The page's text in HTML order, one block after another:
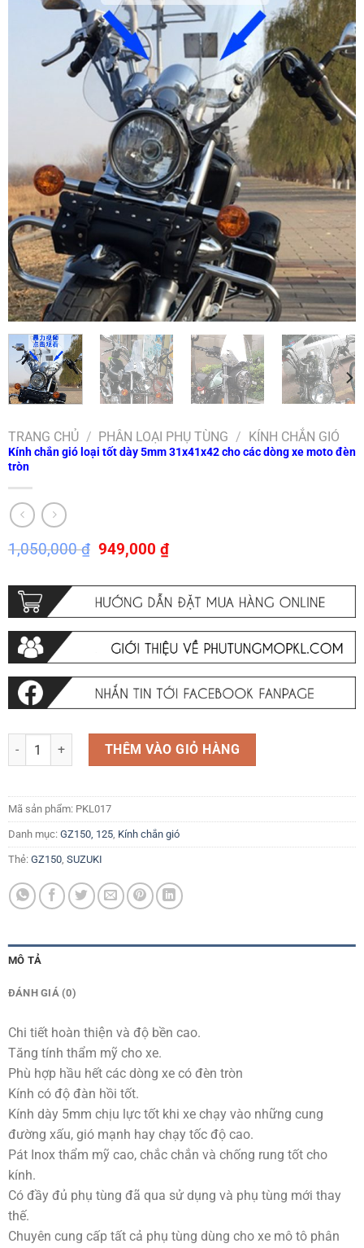
TRANG CHỦ / PHÂN LOẠI PHỤ TÙNG / KÍNH CHẮN GIÓ
Kính chắn gió loại tốt dày 5mm 31x41x42 cho các dòng xe moto đèn
tròn
1,050,000₫ Giá
gốc
1,050,000 ₫.
949,000 ₫Giá
hiện
là:
949,000 ₫.
Kính chắn gió loại tốt dày 5mm 31x41x42 cho các dòng xe moto đèn
THÊM VÀO GIỎ HÀNG
Mã sản phẩm: PKL017
Danh mục: GZ150, 125, Kính chắn gió
Thẻ: GZ150, SUZUKI
MÔ TẢ
ĐÁNH GIÁ (0)
Chi tiết hoàn thiện và độ bền cao.
Tăng tính thẩm mỹ cho xe.
Phù hợp hầu hết các dòng xe có đèn tròn
Kính có độ đàn hồi tốt.
Kính dày 5mm chịu lực tốt khi xe chạy vào những cung
đường xấu, gió mạnh hay chạy tốc độ cao.
Pát Inox thẩm mỹ cao, chắc chắn và chống rung tốt cho
kính.
Có đầy đủ phụ tùng đã qua sử dụng và phụ tùng mới thay
thế.
Chuyên cung cấp tất cả phụ tùng dùng cho xe mô tô phân